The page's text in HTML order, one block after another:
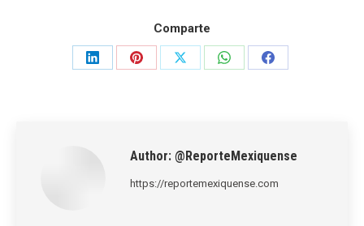
Comparte
Share
Share
Share
Share
Share
Author: @ReporteMexiquense
https://reportemexiquense.com